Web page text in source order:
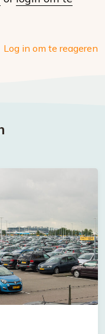
Log in om te reageren